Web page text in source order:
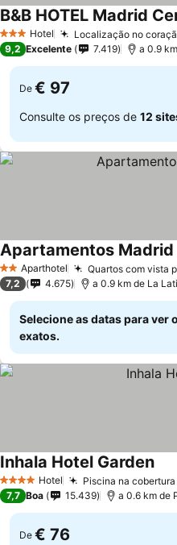
3 EstrelasHotel Localização no
B&B HOTEL Madrid
9,2 Excelente 7.419 a 0.9
De € 97
Consulte os preços de 12
2 EstrelasAparthotel Quartos com vista
Apartamentos Madrid
7,2 4.675 a 0.9 km de La
Selecione as datas para ver
exatos.
4 EstrelasHotel Piscina na
Inhala Hotel Garden
7,7 Boa 15.439 a 0.6 km de
De € 76